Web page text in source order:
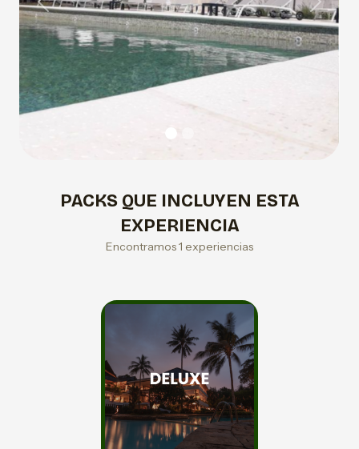
Previous Next
PACKS QUE INCLUYEN ESTA
EXPERIENCIA
Encontramos 1 experiencias